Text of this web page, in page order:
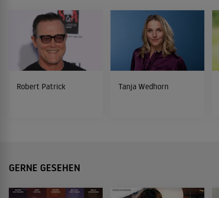
Robert Patrick Tanja Wedhorn
GERNE GESEHEN